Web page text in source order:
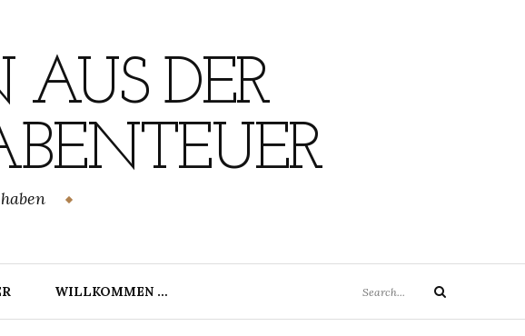
DER
WILLKOMMEN …
for:
Search